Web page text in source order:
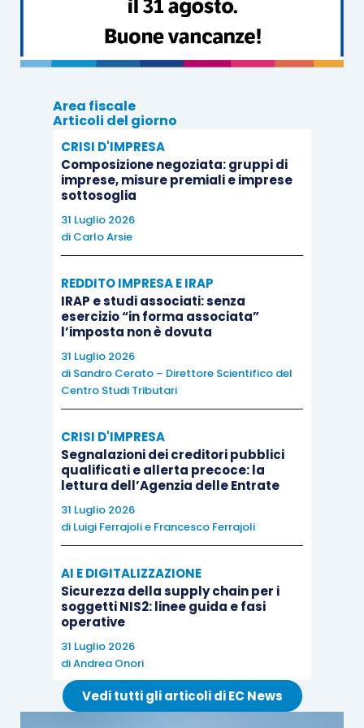
imprese di minori dimensioni
insieme di direttive eproceduredel tutto
“adattabili” alle diverse strutture organizzative
riferimento.
Secondo quanto dichiarato dai vertici del
CNDCEC, ilfacsimiledel “Manuale delle procedure
di controllo della qualità” è stato anche
al MEF quale “standard
riconoscimentodellavaliditàdel “sistema di
controllo interno della qualità
Ad oggi, il MEFnonsi è ancora pronunciato
ufficialmente in merito. Tuttavia detto
rimane comunque unvalidomanuale di
interno della qualità”.
Va infine considerato che ai sensi dell’
tuttii revisori legali sono soggetti al
controllo“esterno”(ovvero operato da un
soggetto “terzo” a ciò autorizzato) della
“qualità dell’incarico
(ovvero l’incarico svolto sarà valutato alla
luce della sua
revisione, ai principi di indipendenza
dellaquantitàequalitàdellerisorse
Area fiscale
Articoli del giorno
CRISI D'IMPRESA
Composizione negoziata: gruppi di
imprese, misure premiali e imprese
sottosoglia
31 Luglio 2026
di Carlo Arsie
REDDITO IMPRESA E IRAP
IRAP e studi associati: senza
esercizio “in forma associata”
l’imposta non è dovuta
31 Luglio 2026
di Sandro Cerato – Direttore Scientifico del
Centro Studi Tributari
CRISI D'IMPRESA
Segnalazioni dei creditori pubblici
qualificati e allerta precoce: la
lettura dell’Agenzia delle Entrate
31 Luglio 2026
di Luigi Ferrajolie Francesco Ferrajoli
AI E DIGITALIZZAZIONE
Sicurezza della supply chain per i
soggetti NIS2: linee guida e fasi
operative
31 Luglio 2026
diAndrea Onori
Vedi tutti gli articoli di EC News